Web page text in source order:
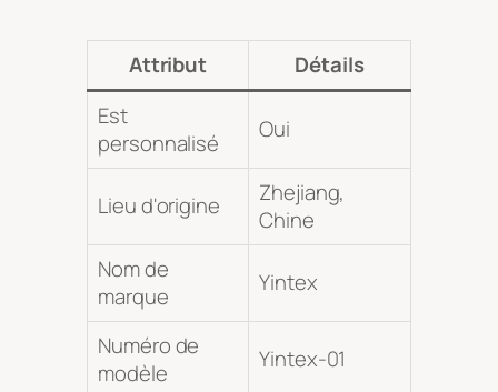
Attribut
Détails
Est
personnalisé
Oui
Lieu d'origine
Zhejiang,
Chine
Nom de
marque
Yintex
Numéro de
modèle
Yintex-01